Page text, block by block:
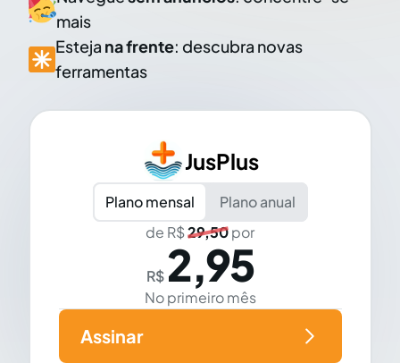
mais
Esteja na frente: descubra novas
ferramentas
JusPlus
Plano mensal
Plano anual
de R$29,50por
R$ 2,95
No primeiro mês
Assinar